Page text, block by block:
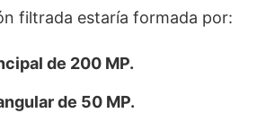
filtrada estaría formada por:
de 200 MP.
de 50 MP.